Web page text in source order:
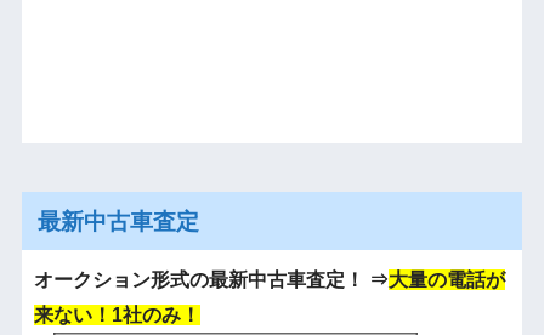
最新中古車査定
オークション形式の最新中古車査定！ ⇒大量の電話が
来ない！1社のみ！